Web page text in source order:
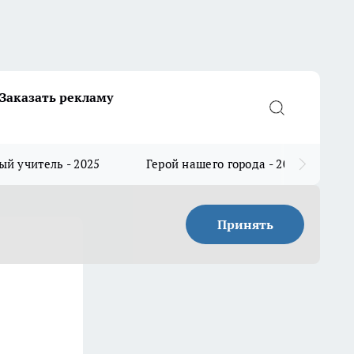
Заказать рекламу
учитель - 2025 Герой нашего города - 2025
Принять